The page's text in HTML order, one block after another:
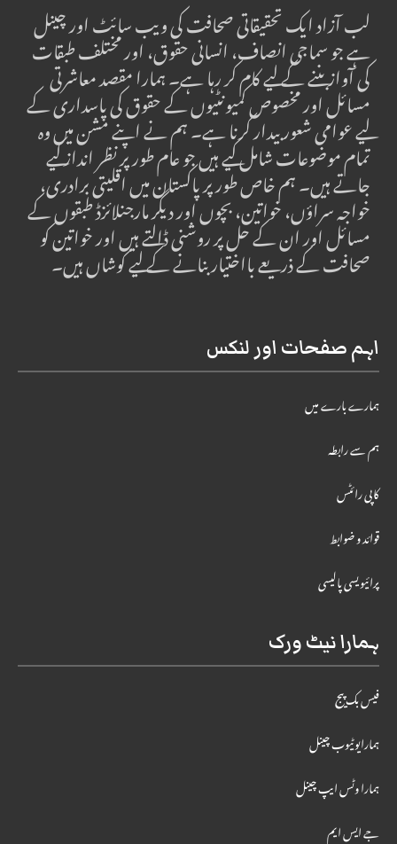
لب آزاد ایک تحقیقاتی صحافت کی ویب سائٹ اور چینل
ہے جو سماجی انصاف، انسانی حقوق، اور مختلف طبقات
کی آواز بننے کے لیے کام کر رہا ہے۔ ہمارا مقصد معاشرتی
مسائل اور مخصوص کمیونٹیوں کے حقوق کی پاسداری کے
لیے عوامی شعور بیدار کرنا ہے۔ ہم نے اپنے مشن میں وہ
تمام موضوعات شامل کیے ہیں جو عام طور پر نظر انداز کیے
جاتے ہیں۔ ہم خاص طور پر پاکستان میں اقلیتی برادری،
خواجہ سراؤں، خواتین، بچوں اور دیگر مارجنلائزڈ طبقوں کے
مسائل اور ان کے حل پر روشنی ڈالتے ہیں اور خواتین کو
صحافت کے ذریعے بااختیار بنانے کے لیے کوشاں ہیں۔
اہم صفحات اور لنکس
ہمارے بارے میں
ہم سے رابطہ
کاپی رائٹس
قوائد و ضوابط
پرائیویسی پالیسی
ہمارا نیٹ ورک
فیس بک پیج
ہمارایوٹیوب چینل
ہمارا وٹس ایپ چینل
جے ایس ایم